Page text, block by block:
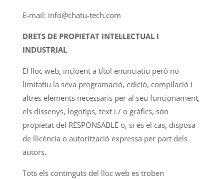
E-mail: info@chatu-tech.com
DRETS DE PROPIETAT INTEL·LECTUAL I
INDUSTRIAL
El lloc web, incloent a títol enunciatiu però no
limitatiu la seva programació, edició, compilació i
altres elements necessaris per al seu funcionament,
els dissenys, logotips, text i / o gràfics, són
propietat del RESPONSABLE o, si és el cas, disposa
de llicència o autorització expressa per part dels
autors.
Tots els continguts del lloc web es troben